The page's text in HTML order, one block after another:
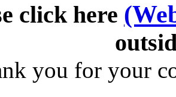
click here
you for your